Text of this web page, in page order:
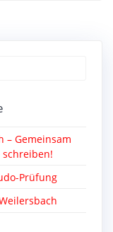
– Gemeinsam
schreiben!
Prüfung